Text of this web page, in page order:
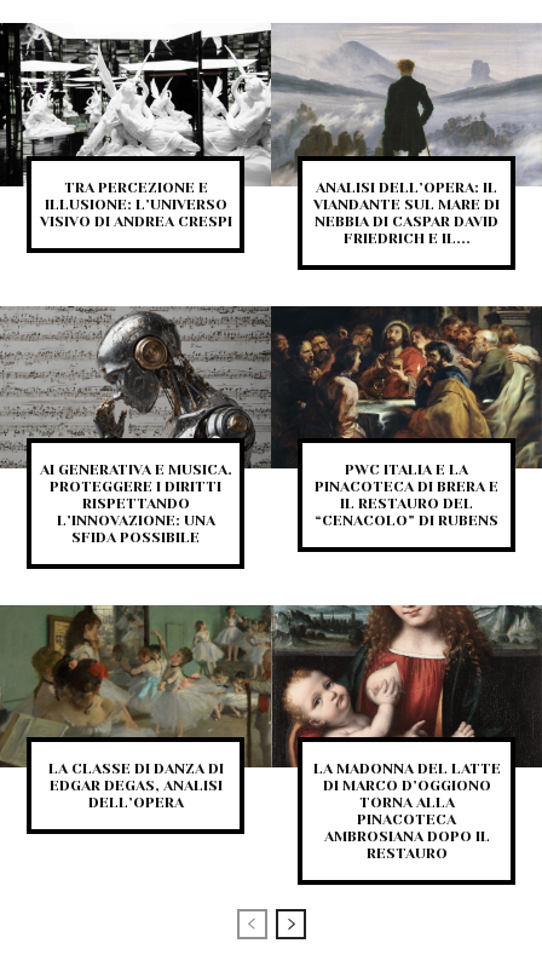
TRA PERCEZIONE E
ILLUSIONE: L’UNIVERSO
VISIVO DI ANDREA CRESPI
ANALISI DELL’OPERA: IL
VIANDANTE SUL MARE DI
NEBBIA DI CASPAR DAVID
FRIEDRICH E IL...
AI GENERATIVA E MUSICA.
PROTEGGERE I DIRITTI
RISPETTANDO
L’INNOVAZIONE: UNA
SFIDA POSSIBILE
PWC ITALIA E LA
PINACOTECA DI BRERA E
IL RESTAURO DEL
“CENACOLO” DI RUBENS
LA CLASSE DI DANZA DI
EDGAR DEGAS, ANALISI
DELL’OPERA
LA MADONNA DEL LATTE
DI MARCO D’OGGIONO
TORNA ALLA
PINACOTECA
AMBROSIANA DOPO IL
RESTAURO